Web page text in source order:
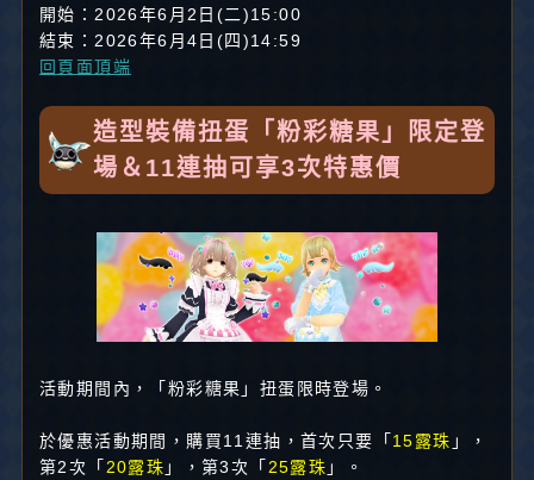
開始：2026年6月2日(二)15:00
結束：2026年6月4日(四)14:59
回頁面頂端
造型裝備扭蛋「粉彩糖果」限定登
場＆11連抽可享3次特惠價
活動期間內，「粉彩糖果」扭蛋限時登場。
於優惠活動期間，購買11連抽，首次只要「 15露珠 」，
第2次「 20露珠 」，第3次「 25露珠 」。